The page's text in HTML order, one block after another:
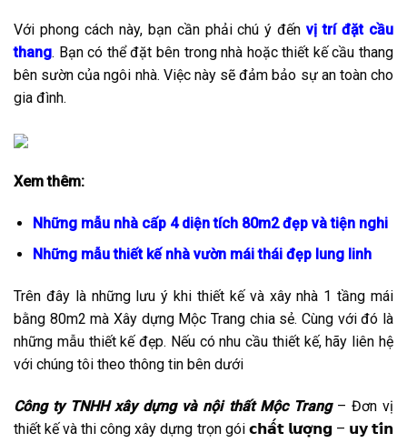
Với phong cách này, bạn cần phải chú ý đếnvị trí đặt cầu
thang. Bạn có thể đặt bên trong nhà hoặc thiết kế cầu thang
bên sườn của ngôi nhà. Việc này sẽ đảm bảo sự an toàn cho
gia đình.
Xem thêm:
Những mẫu nhà cấp 4 diện tích 80m2 đẹp và tiện nghi
Những mẫu thiết kế nhà vườn mái thái đẹp lung linh
Trên đây là những lưu ý khi thiết kế và xây nhà 1 tầng mái
bằng 80m2 mà Xây dựng Mộc Trang chia sẻ. Cùng với đó là
những mẫu thiết kế đẹp. Nếu có nhu cầu thiết kế, hãy liên hệ
với chúng tôi theo thông tin bên dưới
Công ty TNHH xây dựng và nội thất Mộc Trang– Đơn vị
thiết kế và thi công xây dựng trọn gói 𝗰𝗵𝗮̂́𝘁 𝗹𝘂̛𝗼̛̣𝗻𝗴 – 𝘂𝘆 𝘁𝗶́𝗻